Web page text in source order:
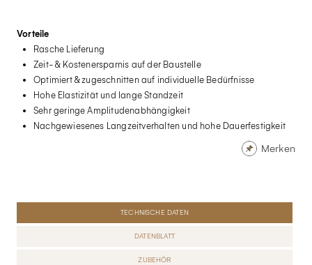
Vorteile
Rasche Lieferung
Zeit- & Kostenersparnis auf der Baustelle
Optimiert & zugeschnitten auf individuelle Bedürfnisse
Hohe Elastizität und lange Standzeit
Sehr geringe Amplitudenabhängigkeit
Nachgewiesenes Langzeitverhalten und hohe Dauerfestigkeit
Merken
TECHNISCHE DATEN
DATENBLATT
ZUBEHÖR